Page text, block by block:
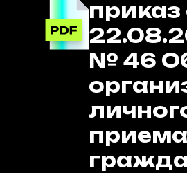
приказ
№ 46
приема